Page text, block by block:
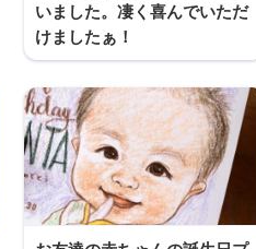
いました。凄く喜んでいただ
けましたぁ！